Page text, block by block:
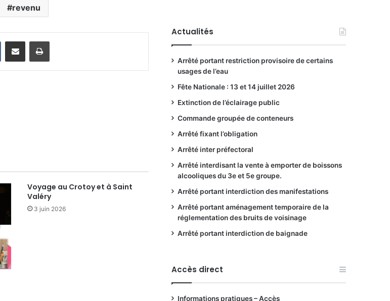
revenu
VKontaktePartager par email Imprimer
Voyage au Crotoy et à Saint
Valéry
3 juin 2026
Actualités
Arrêté portant restriction provisoire de certains
usages de l’eau
Fête Nationale : 13 et 14 juillet 2026
Extinction de l’éclairage public
Commande groupée de conteneurs
Arrêté fixant l’obligation
Arrêté inter préfectoral
Arrêté interdisant la vente à emporter de boissons
alcooliques du 3e et 5e groupe.
Arrêté portant interdiction des manifestations
Arrêté portant aménagement temporaire de la
réglementation des bruits de voisinage
Arrêté portant interdiction de baignade
Accès direct
Informations pratiques – Accès